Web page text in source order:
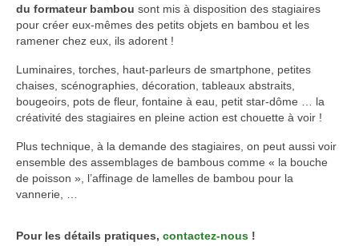
du formateur bambou sont mis à disposition des stagiaires
pour créer eux-mêmes des petits objets en bambou et les
ramener chez eux, ils adorent !
Luminaires, torches, haut-parleurs de smartphone, petites
chaises, scénographies, décoration, tableaux abstraits,
bougeoirs, pots de fleur, fontaine à eau, petit star-dôme … la
créativité des stagiaires en pleine action est chouette à voir !
Plus technique, à la demande des stagiaires, on peut aussi voir
ensemble des assemblages de bambous comme « la bouche
de poisson », l’affinage de lamelles de bambou pour la
vannerie, …
Pour les détails pratiques, contactez-nous !